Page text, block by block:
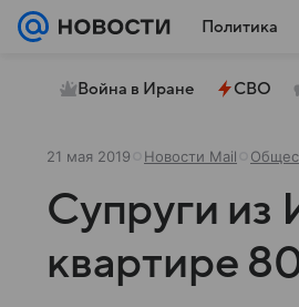
Политика
Война в Иране СВО
21 мая 2019 Новости Mail
Супруги из
квартире